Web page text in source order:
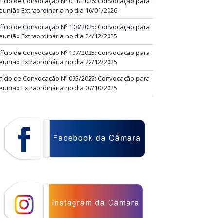
Extraordinária no dia 16/01/2026
de Convocação Nº 108/2025: Convocação para
Extraordinária no dia 24/12/2025
de Convocação Nº 107/2025: Convocação para
Extraordinária no dia 22/12/2025
de Convocação Nº 095/2025: Convocação para
Extraordinária no dia 07/10/2025